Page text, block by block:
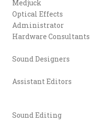
Medjuck
Optical Effects
Administrator
Hardware Consultants
Sound Designers
Assistant Editors
Sound Editing